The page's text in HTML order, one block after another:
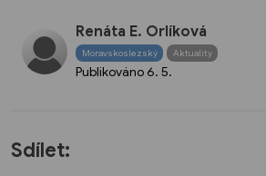
Renáta E. Orlíková
Moravskoslezský Aktuality
Publikováno 6. 5.
Sdílet: